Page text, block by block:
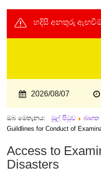
හදිසි අනතුරු
2026/08/07
ඔබ මෙතැනය: මුල් පිටුව
Guildlines for Conduct of
Access to
Disasters